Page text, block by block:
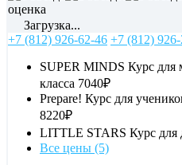
оценка
Загрузка...
+7 (812) 926-62-46 +7 (812)
SUPER MINDS Курс
класса 7040₽
Prepare! Курс для
8220₽
LITTLE STARS Курс для
Все цены (5)